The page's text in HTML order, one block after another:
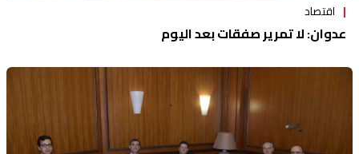
اقتصاد
عدوان: لا تمرير صفقات بعد اليوم